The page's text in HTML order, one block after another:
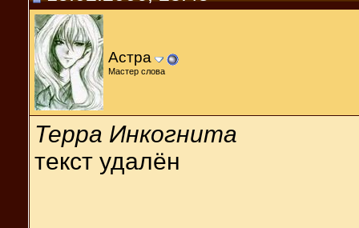
Астра
Мастер слова
Терра Инкогнита
текст удалён